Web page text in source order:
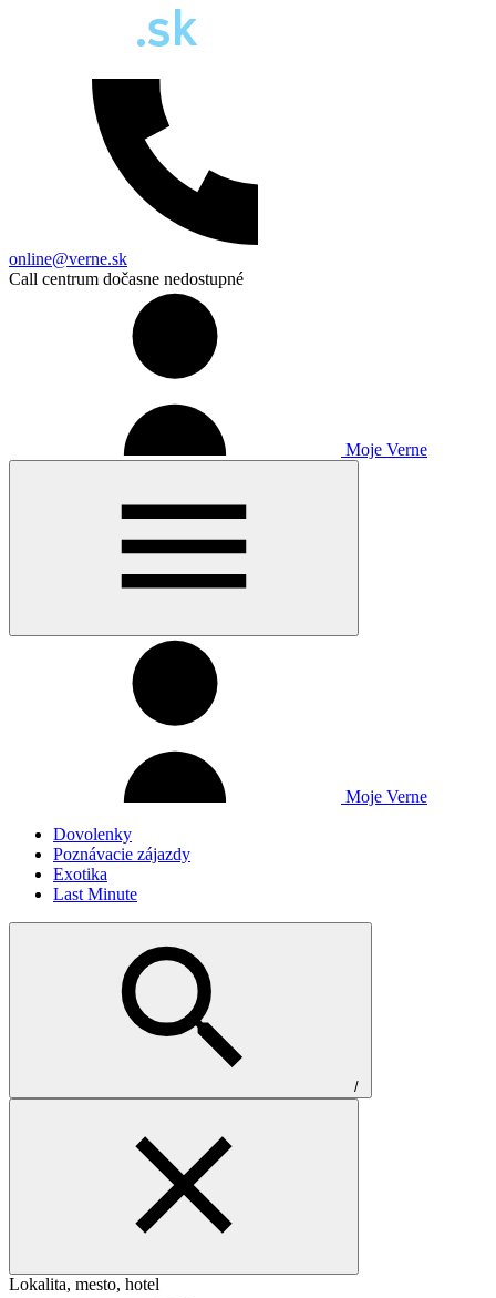
online@verne.sk
Call centrum dočasne nedostupné
Moje Verne
Moje Verne
Dovolenky
Poznávacie zájazdy
Exotika
Last Minute
/
Lokalita, mesto, hotel